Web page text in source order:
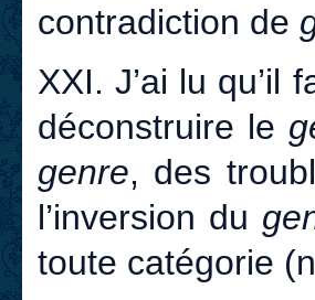
contradiction de
XXI. J’ai lu qu’il
déconstruire le
genre, des
l’inversion du
toute catégorie